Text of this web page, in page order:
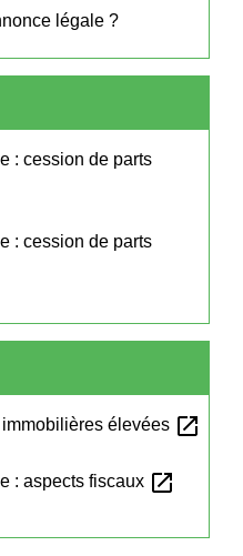
légale ?
: cession de parts
: cession de parts
élevées open_in_new
: aspects fiscaux open_in_new